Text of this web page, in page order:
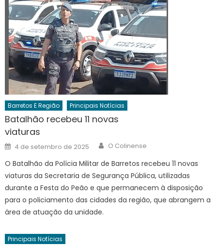
Barretos E Região Principais Notícias
Batalhão recebeu 11 novas
viaturas
Posted
on
4 de setembro de 2025 Author
O Colinense
O Batalhão da Polícia Militar de Barretos recebeu 11 novas
viaturas da Secretaria de Segurança Pública, utilizadas
durante a Festa do Peão e que permanecem à disposição
para o policiamento das cidades da região, que abrangem a
área de atuação da unidade.
Principais Notícias